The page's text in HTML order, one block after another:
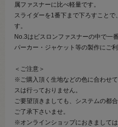
属ファスナーに比べ軽量です。
スライダーを1番下まで下ろすこと
す。
No.3はビスロンファスナーの中で一
パーカー・ジャケット等の製作にご利
＜ご注意＞
※ご購入頂く生地などの色に合わせ
スは行っておりません。
ご要望頂きましても、システムの都
ご了承下さいませ。
※オンラインショップにおきまして